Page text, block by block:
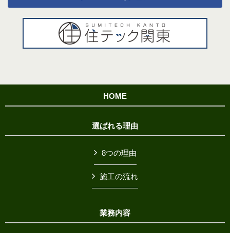
HOME
選ばれる理由
8つの理由
施工の流れ
業務内容